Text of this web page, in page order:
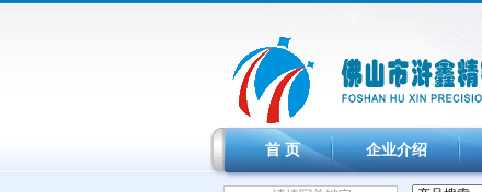
首 页 企业介绍